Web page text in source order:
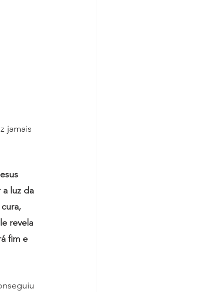
jamais
luz da
revela
fim e